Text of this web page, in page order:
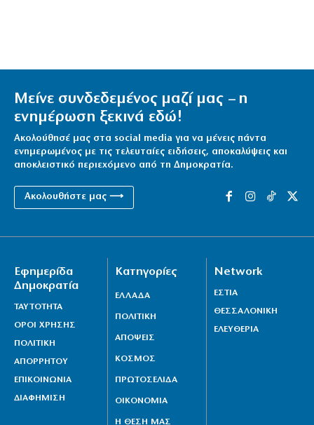
Μείνε συνδεδεμένος μαζί μας – η
ενημέρωση ξεκινά εδώ!
Ακολούθησέ μας στα social media για να μένεις πάντα
ενημερωμένος με τις τελευταίες ειδήσεις, αποκαλύψεις και
αποκλειστικό περιεχόμενο από τη Δημοκρατία.
Ακολουθήστε μας ⟶
Εφημερίδα
Δημοκρατία
ΤΑΥΤΟΤΗΤΑ
ΟΡΟΙ ΧΡΗΣΗΣ
ΠΟΛΙΤΙΚΗ
ΑΠΟΡΡΗΤΟΥ
ΕΠΙΚΟΙΝΩΝΙΑ
ΔΙΑΦΗΜΙΣΗ
Κατηγορίες
ΕΛΛΑΔΑ
ΠΟΛΙΤΙΚΗ
ΑΠΟΨΕΙΣ
ΚΟΣΜΟΣ
ΠΡΩΤΟΣΕΛΙΔΑ
ΟΙΚΟΝΟΜΙΑ
Η ΘΕΣΗ ΜΑΣ
Network
ΕΣΤΙΑ
ΘΕΣΣΑΛΟΝΙΚΗ
ΕΛΕΥΘΕΡΙΑ